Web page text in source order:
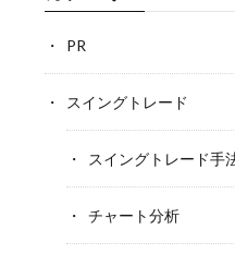
PR
スイングトレード
スイングトレード手
チャート分析